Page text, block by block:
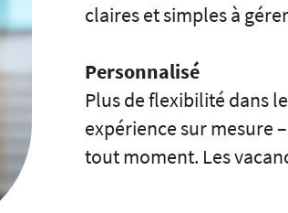
claires et simples à
Personnalisé
Plus de flexibilité dans
expérience sur mesure
tout moment. Les